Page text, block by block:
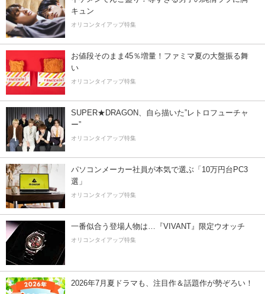
キュン
オリコンタイアップ特集
お値段そのまま45％増量！ファミマ夏の大盤振る舞
い
オリコンタイアップ特集
SUPER★DRAGON、自ら描いた”レトロフューチャ
ー”
オリコンタイアップ特集
パソコンメーカー社員が本気で選ぶ「10万円台PC3
選」
オリコンタイアップ特集
一番似合う登場人物は…『VIVANT』限定ウオッチ
オリコンタイアップ特集
2026年7月夏ドラマも、注目作＆話題作が勢ぞろい！